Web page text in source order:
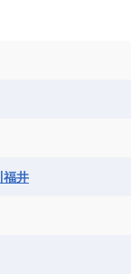
福井